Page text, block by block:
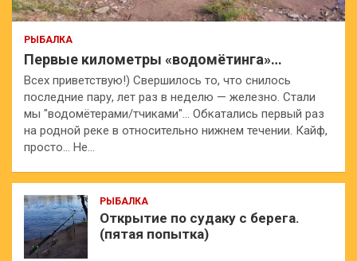
РЫБАЛКА
Первые километры «водомётинга»…
Всех приветствую!) Свершилось то, что снилось
последние пару, лет раз в неделю — железно. Стали
мы "водомётерами/тчиками"… Обкатались первый раз
на родной реке в относительно нижнем течении. Кайф,
просто… Не…
РЫБАЛКА
Открытие по судаку с берега.
(пятая попытка)